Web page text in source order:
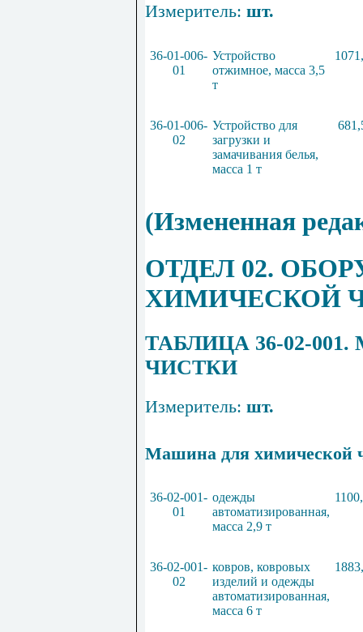
Измеритель: шт.
36-01-006-
01
Устройство
отжимное, масса 3,5
т
36-01-006-
02
Устройство для
загрузки и
замачивания белья,
масса 1 т
(Измененная
ОТДЕЛ 02.
ХИМИЧЕСКОЙ
ТАБЛИЦА 36-02-001.
ЧИСТКИ
Измеритель: шт.
Машина для химической
36-02-001-
01
одежды
автоматизированная,
масса 2,9 т
36-02-001-
02
ковров, ковровых
изделий и одежды
автоматизированная,
масса 6 т